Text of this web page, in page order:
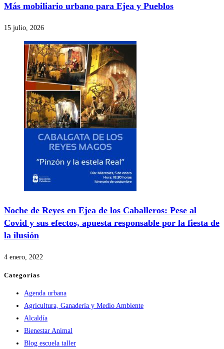
Más mobiliario urbano para Ejea y Pueblos
15 julio, 2026
Noche de Reyes en Ejea de los Caballeros: Pese al
Covid y sus efectos, apuesta responsable por la fiesta de
la ilusión
4 enero, 2022
Categorías
Agenda urbana
Agricultura, Ganadería y Medio Ambiente
Alcaldía
Bienestar Animal
Blog escuela taller